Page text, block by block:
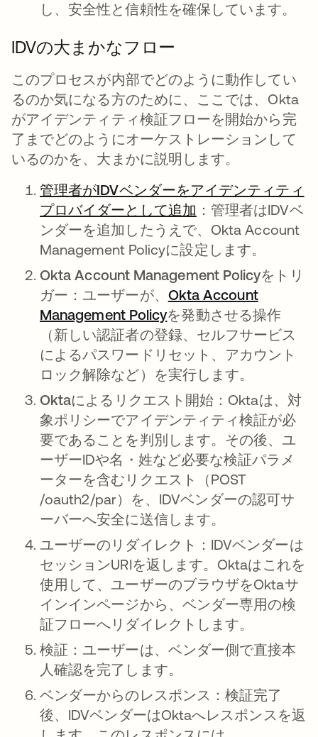
し、安全性と信頼性を確保しています。
IDVの大まかなフロー
このプロセスが内部でどのように動作してい
るのか気になる方のために、ここでは、Okta
がアイデンティティ検証フローを開始から完
了までどのようにオーケストレーションして
いるのかを、大まかに説明します。
管理者がIDVベンダーをアイデンティティ
プロバイダーとして追加 ：管理者はIDVベ
ンダーを追加したうえで、Okta Account
Management Policyに設定します。
Okta Account Management Policyをトリ
ガー：ユーザーが、 Okta Account
Management Policyを発動させる操作
（新しい認証者の登録、セルフサービス
によるパスワードリセット、アカウント
ロック解除など）を実行します。
Oktaによるリクエスト開始： Oktaは、対
象ポリシーでアイデンティティ検証が必
要であることを判別します。その後、ユ
ーザーIDや名・姓など必要な検証パラメ
ーターを含むリクエスト（POST
/oauth2/par）を、IDVベンダーの認可サ
ーバーへ安全に送信します。
ユーザーのリダイレクト： IDVベンダーは
セッションURIを返します。Oktaはこれを
使用して、ユーザーのブラウザをOktaサ
インインページから、ベンダー専用の検
証フローへリダイレクトします。
検証：ユーザーは、ベンダー側で直接本
人確認を完了します。
ベンダーからのレスポンス：検証完了
後、IDVベンダーはOktaへレスポンスを返